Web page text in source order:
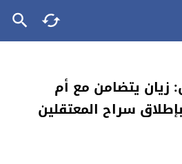
زيان يتضامن مع أم
سراح المعتقلين